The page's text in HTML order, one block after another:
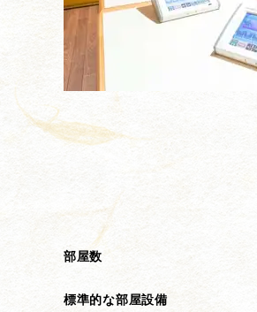
部屋数
標準的な部屋設備